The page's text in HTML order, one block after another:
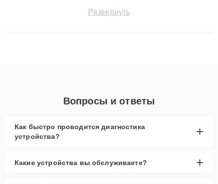
сохранением гарантии до 3 лет. Наши мастера решают
Развернуть
Вопросы и ответы
Как быстро проводится диагностика
устройства?
+
Какие устройства вы обслуживаете? +